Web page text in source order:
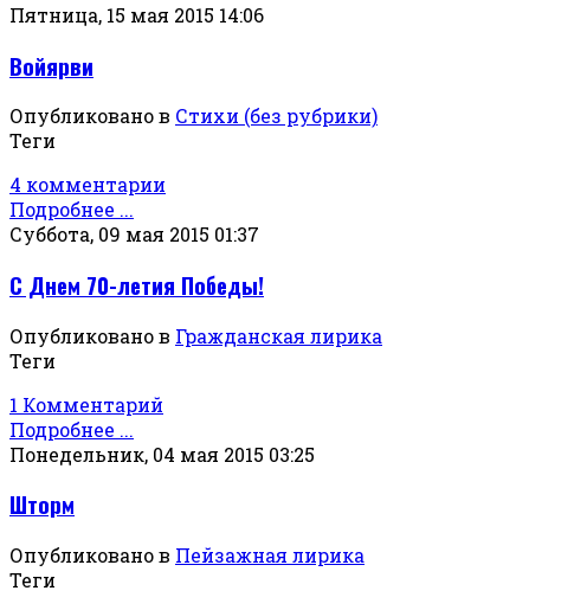
Пятница, 15 мая 2015 14:06
Войярви
Опубликовано в Стихи (без рубрики)
Теги
4 комментарии
Подробнее ...
Суббота, 09 мая 2015 01:37
С Днем 70-летия Победы!
Опубликовано в Гражданская лирика
Теги
1 Комментарий
Подробнее ...
Понедельник, 04 мая 2015 03:25
Шторм
Опубликовано в Пейзажная лирика
Теги